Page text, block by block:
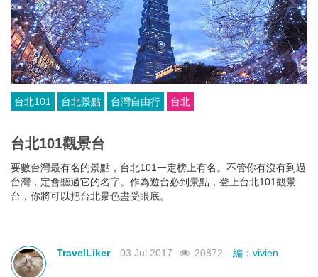
台北101 台北景點 台灣自由行 台北
台北101觀景台
要數台灣最有名的景點，台北101一定榜上有名。不管你有沒有到過
台灣，定會聽過它的名字。作為遊台必到景點，登上台北101觀景
台，你將可以把台北景色盡受眼底。
TravelLiker 03 Jul 2017 20872 編：vivien